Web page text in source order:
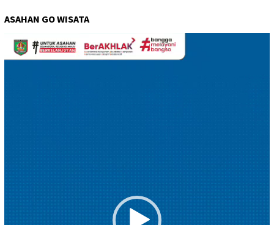
ASAHAN GO WISATA
Pemutar
Video